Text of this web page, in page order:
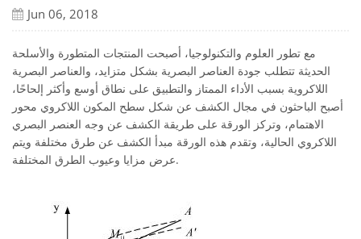
Jun 06, 2018
مع تطور العلوم والتكنولوجيا، أصبحت المنتجات المتطورة والأسلحة
الحديثة تتطلب جودة العناصر البصرية بشكل متزايد، والعناصر البصرية
اللاكروية بسبب الأداء الممتاز والتطبيق على نطاق أوسع وأكثر إلحاحًا،
أصبح الباحثون في مجال الكشف عن شكل سطح المكون اللاكروي محور
الاهتمام، وتركز الورقة على طريقة الكشف عن وجه العنصر البصري
اللاكروي الحالية، وتقدم هذه الورقة مبدأ الكشف عن طرق مختلفة ويتم
عرض مزايا وعيوب الطرق المختلفة.